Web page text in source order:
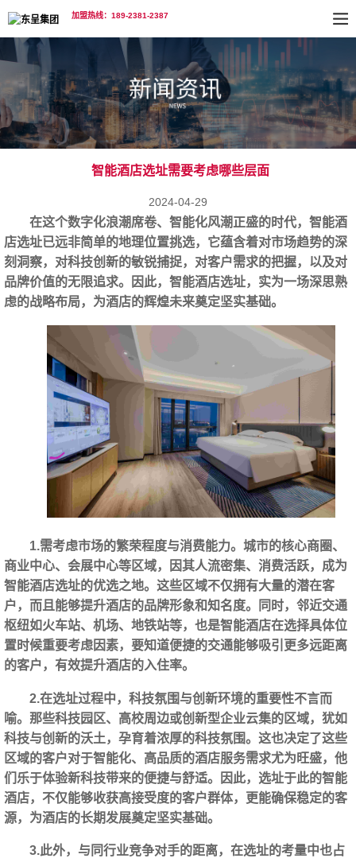
加盟热线：189-2381-2387
智能酒店选址需要考虑哪些层面
2024-04-29
在这个数字化浪潮席卷、智能化风潮正盛的时代， 智能酒
店选址已远非简单的地理位置挑选，它蕴含着对市场趋势的深
刻洞察，对科技创新的敏锐捕捉，对客户需求的把握，以及对
品牌价值的无限追求。因此，智能酒店选址，实为一场深思熟
虑的战略布局，为酒店的辉煌未来奠定坚实基础。
1.需考虑市场的繁荣程度与消费能力。城市的核心商圈、
商业中心、会展中心等区域，因其人流密集、消费活跃，成为
智能酒店选址的优选之地。这些区域不仅拥有大量的潜在客
户，而且能够提升酒店的品牌形象和知名度。同时，邻近交通
枢纽如火车站、机场、地铁站等，也是智能酒店在选择具体位
置时候重要考虑因素，要知道便捷的交通能够吸引更多远距离
的客户，有效提升酒店的入住率。
2.在选址过程中，科技氛围与创新环境的重要性不言而
喻。那些科技园区、高校周边或创新型企业云集的区域，犹如
科技与创新的沃土，孕育着浓厚的科技氛围。这也决定了这些
区域的客户对于智能化、高品质的酒店服务需求尤为旺盛，他
们乐于体验新科技带来的便捷与舒适。因此，选址于此的智能
酒店，不仅能够收获高接受度的客户群体，更能确保稳定的客
源，为酒店的长期发展奠定坚实基础。
3.此外，与同行业竞争对手的距离，在选址的考量中也占